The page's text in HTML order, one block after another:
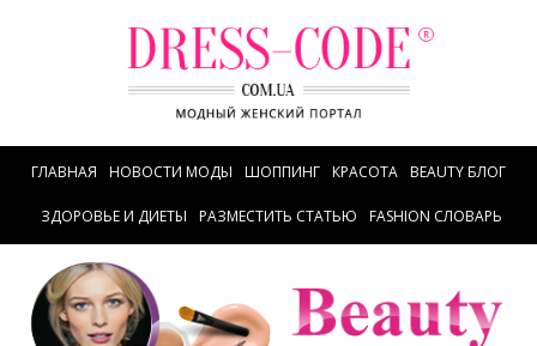
ГЛАВНАЯ НОВОСТИ МОДЫ ШОППИНГ КРАСОТА BEAUTY БЛОГ
ЗДОРОВЬЕ И ДИЕТЫ РАЗМЕСТИТЬ СТАТЬЮ FASHION СЛОВАРЬ